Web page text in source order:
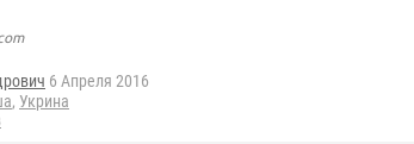
6 Апреля 2016
, Укрина